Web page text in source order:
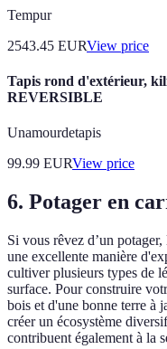
Tempur
2543.45 EURView price
Tapis rond d'extérieur,
REVERSIBLE
Unamourdetapis
99.99 EURView price
6. Potager en
Si vous rêvez d’un
une excellente manière
cultiver plusieurs types de
surface. Pour construire
bois et d'une bonne terre à
créer un écosystème
contribuent également à la